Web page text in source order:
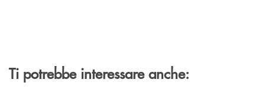
Ti potrebbe interessare anche: